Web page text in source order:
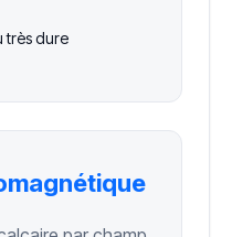
très dure